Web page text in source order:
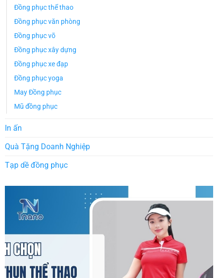
Đồng phục thể thao
Đồng phục văn phòng
Đồng phục võ
Đồng phục xây dựng
Đồng phục xe đạp
Đồng phục yoga
May Đồng phục
Mũ đồng phục
In ấn
Quà Tặng Doanh Nghiệp
Tạp dề đồng phục